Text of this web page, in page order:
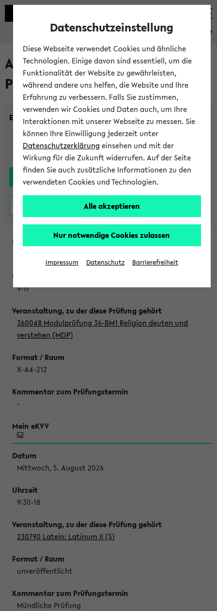
eKVV
Alle noch stattfindenden
Prüfungen
Einrichtung:
9-17
360048 Modulprüfung 36-BM1 Religion deuten und
verstehen (MDP)
X-A4-212
-
Mittwoch, 5. August 2026
9:30-18
230790 Latein: Latinum II (S)
unveröffentlicht
Mündliche Prüfung
Datenschutzeinstellung
Diese Webseite verwendet Cookies und ähnliche
Technologien. Einige davon sind essentiell, um die
Funktionalität der Website zu gewährleisten,
während andere uns helfen, die Website und Ihre
Erfahrung zu verbessern. Falls Sie zustimmen,
verwenden wir Cookies und Daten auch, um Ihre
Interaktionen mit unserer Webseite zu messen. Sie
können Ihre Einwilligung jederzeit unter
Datenschutzerklärung einsehen und mit der
Wirkung für die Zukunft widerrufen. Auf der Seite
finden Sie auch zusätzliche Informationen zu den
verwendeten Cookies und Technologien.
Alle akzeptieren
Nur notwendige Cookies zulassen
Impressum Datenschutz Barrierefreiheit